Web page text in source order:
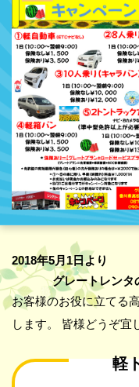
2018年5月1日より
グレートレンタ
お客様のお役に立てる
します。
皆様どうぞ宜
軽